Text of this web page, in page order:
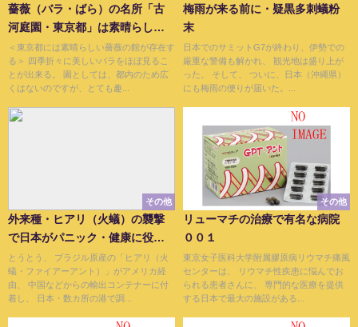
薔薇（バラ・ばら）の名所「古
河庭園・東京都」は素晴らしい
館
＜東京都には素晴らしい薔薇の館が存在す
る＞ 四季折々に美しいバラをほぼ見るこ
とが出来る。 園としては、都内のため広
くはないのですが、とても趣...
梅雨が来る前に・疑黒多刺蟻粉
末
日本でのサミットG7が終わり、伊勢での
厳重な警備も解かれ、 観光地は盛り上が
った。 そして、 ついに、日本（沖縄県）
にも梅雨の便りが届いた。...
その他
外来種・ヒアリ（火蟻）の襲撃
で日本がパニック・健康に役立
つ蟻もあります
とうとう、 ブラジル原産の「ヒアリ（火
蟻・ファイアーアント）」がアメリカ経
由、 中国などからの輸出コンテナーに付
着し、 日本・数カ所の港で調...
その他
リューマチの治療で有名な病院
００１
東京女子医科大学附属膠原病リウマチ痛風
センターは、 リウマチ性疾患に悩んでお
られる患者さんに、 専門的な医療を提供
する日本で最大の施設がある...